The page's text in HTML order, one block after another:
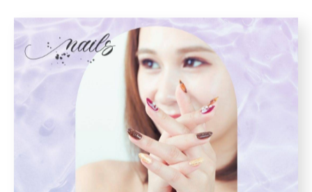
口コミで広がるセルフ耳ツボジュエリー体験
口コミでは「貼っていると気分が上がる」「おしゃれ感
があるので続けやすい」といった声が目立ちます。特
に、実際に肩こりやむくみが軽減したという体験談が多
く、セルフケアの一環として日常的に活用されていま
す。年代別では、20～40代の女性を中心に、健康志向や
美容への意識が高い層から支持されている傾向です。リ
アルな体験談がSNSやブログで拡散されることで、利用